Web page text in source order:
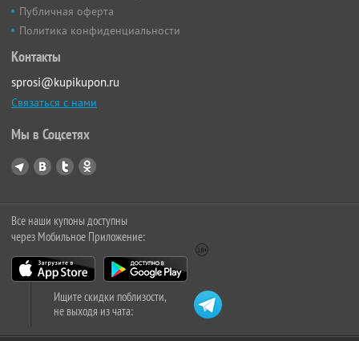
Публичная оферта
Политика конфиденциальности
Контакты
sprosi@kupikupon.ru
Связаться с нами
Мы в Соцсетях
Все наши купоны доступны
через Мобильное Приложение:
Ищите скидки поблизости,
не выходя из чата: